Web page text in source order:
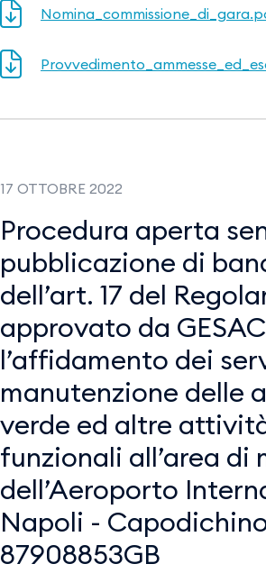
17 OTTOBRE 2022
Procedura aperta
pubblicazione di
dell’art. 17 del
approvato da
l’affidamento dei
manutenzione delle
verde ed altre
funzionali all’area di
dell’Aeroporto
Napoli -
87908853GB